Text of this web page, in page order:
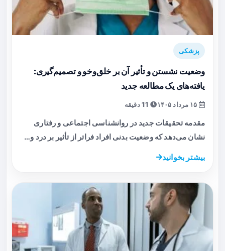
پزشکی
وضعیت نشستن و تأثیر آن بر خلق‌وخو و تصمیم‌گیری:
یافته‌های یک مطالعه جدید
11 دقیقه
مقدمه تحقیقات جدید در روانشناسی اجتماعی و رفتاری
نشان می‌دهد که وضعیت بدنی افراد فراتر از تأثیر بر درد و…
بیشتر بخوانید